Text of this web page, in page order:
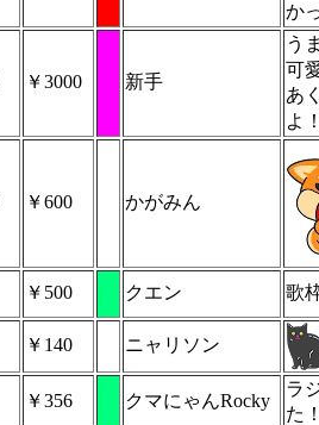
か
￥3000 新手
う
可
あ
よ
￥600 かがみん
￥500 クエン 歌
￥140 ニャリソン
￥356 クマにゃんRocky
ラ
た